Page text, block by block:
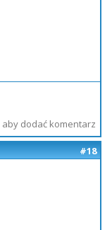
aby dodać komentarz
#18